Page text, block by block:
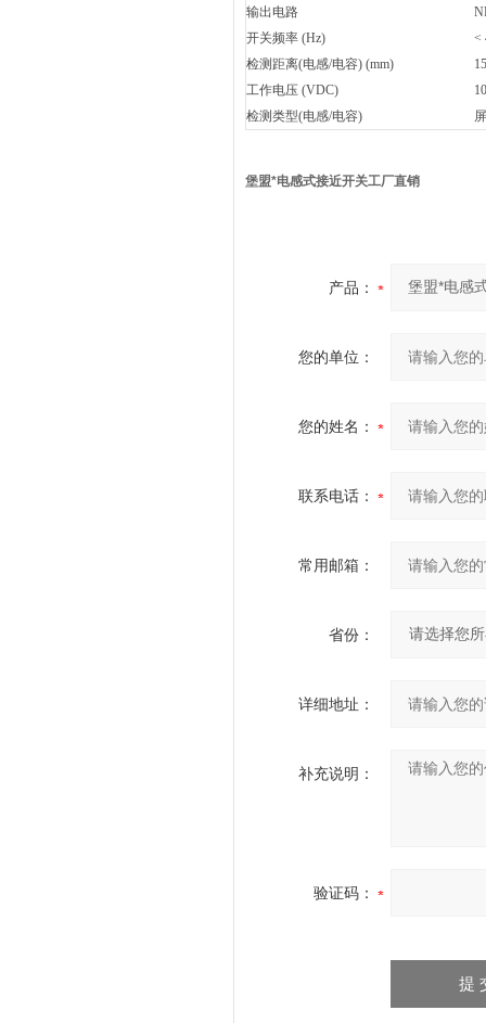
输出电路
开关频率 (Hz)
<
检测距离(电感/电容) (mm)
15
工作电压 (VDC)
检测类型(电感/电容)
堡盟*电感式接近开关工厂直销
产品：
您的单位：
您的姓名：
联系电话：
常用邮箱：
省份：
详细地址：
补充说明：
验证码：